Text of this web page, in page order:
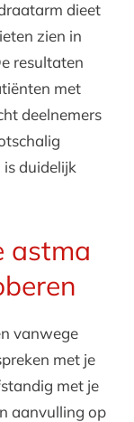
dieet
zien in
resultaten
met
deelnemers
duidelijk
astma
vanwege
met je
met je
aanvulling op